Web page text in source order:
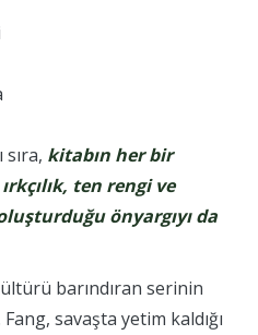
kitabın her bir
ırkçılık, ten rengi ve
önyargıyı da
barındıran serinin
savaşta yetim kaldığı